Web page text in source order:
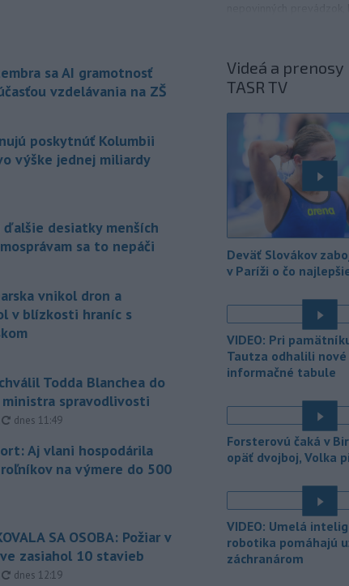
sa AI gramotnosť
vzdelávania na ZŠ
poskytnúť Kolumbii
výške jednej miliardy
ďalšie desiatky menších
sa to nepáči
vnikol dron a
v blízkosti hraníc s
Todda Blanchea do
spravodlivosti
aktualizované
dnes 11:49
Aj vlani hospodárila
na výmere do 500
SA OSOBA: Požiar v
zasiahol 10 stavieb
aktualizované
dnes 12:19
fungovali nad rámec
spozorovali päť tiel na
minulýrok zmizli piati
TASR o tom informuje
agentúry Reuters.
Senát
sobotu schválil Todda
ako ministra
bol poverený vedením
od apríla, keď americký
Donald Trump odvolal z
Bondiovú.
10:00 - Americké
zahraničných vecí v
oznámilo, že vláda
Donalda Trumpa plánuje
poskytnúť miliardu
Slovenským
chýbajú pracovníci s
zručnosťami
pričom
automatizácia a AI menia
tradičných pozícií a
profesie. Účinným
prepojenie potrieb trhu
pracovnou silou môže
rekvalifikácia.
Videá a prenosy
TASR TV
Deväť Slovákov
v Paríži o čo
VIDEO: Pri
Tautza odhalili nové
informačné tabule
Forsterovú čaká v
opäť dvojboj, Volka
VIDEO: Umelá
robotika pomáhajú
záchranárom